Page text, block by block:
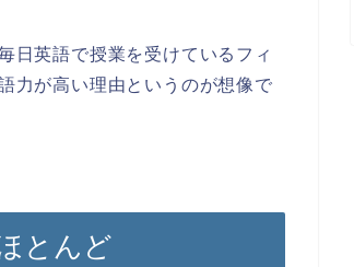
日英語で授業を受けているフィ
力が高い理由というのが想像で
とんど